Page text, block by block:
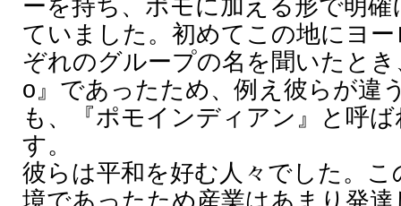
ーを持ち、ポモに加える形で明
ていました。初めてこの地にヨ
ぞれのグループの名を聞いたと
o』であったため、例え彼らが違
も、『ポモインディアン』と呼
す。
彼らは平和を好む人々でした。